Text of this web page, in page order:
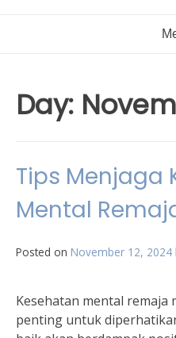
Day:
Tips Menjaga
Mental
Posted on November 12, 2024
Kesehatan mental remaja
penting untuk